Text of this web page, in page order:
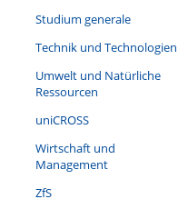
Studium generale
Technik und Technologien
Umwelt und Natürliche
Ressourcen
uniCROSS
Wirtschaft und
Management
ZfS